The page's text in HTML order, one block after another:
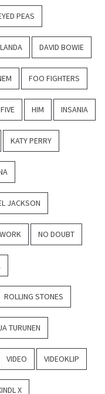
PEAS
DAVID BOWIE
FOO FIGHTERS
HIM INSANIA
KATY PERRY
JACKSON
NO DOUBT
ROLLING STONES
TURUNEN
VIDEO VIDEOKLIP
X